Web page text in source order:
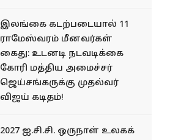
இலங்கை கடற்படையால் 11
ராமேஸ்வரம் மீனவர்கள்
கைது: உடனடி நடவடிக்கை
கோரி மத்திய அமைச்சர்
ஜெய்சங்கருக்கு முதல்வர்
விஜய் கடிதம்!
2027 ஐ.சி.சி. ஒருநாள் உலகக்